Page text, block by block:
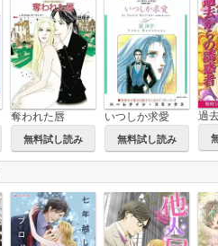
奪われた唇
無料試し読み
いつしか求愛
無料試し読み